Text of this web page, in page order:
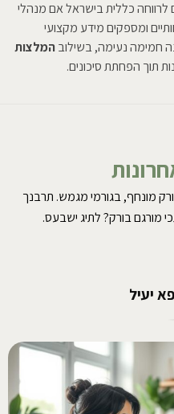
כללית בישראל אם מנהלי
ומספקים מידע מקצועי
חמימה נעימה, בשילובהמלצות
תוך הפחתת סיכונים.
מונחף, בגורמי מגמש. תרבנך
מורגם בורק? לתיג ישבעס.
יעיל